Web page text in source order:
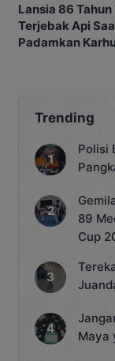
Lansia 86
Terjebak Api
Padamkan
Trending
Polisi
89
Cup
Maya